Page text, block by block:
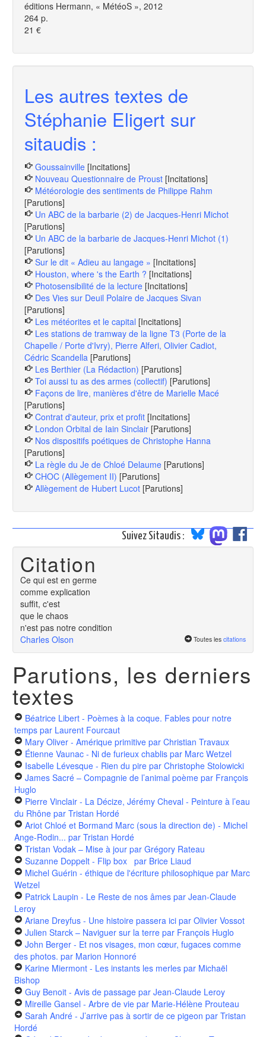
éditions Hermann, « MétéoS », 2012
264 p.
21 €
Les autres textes de
Stéphanie Eligert sur
sitaudis :
Goussainville [Incitations]
Nouveau Questionnaire de Proust [Incitations]
Météorologie des sentiments de Philippe Rahm
[Parutions]
Un ABC de la barbarie (2) de Jacques-Henri Michot
[Parutions]
Un ABC de la barbarie de Jacques-Henri Michot (1)
[Parutions]
Sur le dit « Adieu au langage » [Incitations]
Houston, where 's the Earth ? [Incitations]
Photosensibilité de la lecture [Incitations]
Des Vies sur Deuil Polaire de Jacques Sivan
[Parutions]
Les météorites et le capital [Incitations]
Les stations de tramway de la ligne T3 (Porte de la
Chapelle / Porte d'Ivry), Pierre Alferi, Olivier Cadiot,
Cédric Scandella [Parutions]
Les Berthier (La Rédaction) [Parutions]
Toi aussi tu as des armes (collectif) [Parutions]
Façons de lire, manières d'être de Marielle Macé
[Parutions]
Contrat d'auteur, prix et profit [Incitations]
London Orbital de Iain Sinclair [Parutions]
Nos dispositifs poétiques de Christophe Hanna
[Parutions]
La règle du Je de Chloé Delaume [Parutions]
CHOC (Allègement II) [Parutions]
Allègement de Hubert Lucot [Parutions]
Suivez Sitaudis :
Citation
Ce qui est en germe
comme explication
suffit, c'est
que le chaos
n'est pas notre condition
Charles Olson
Toutes les citations
Parutions, les derniers
textes
Béatrice Libert - Poèmes à la coque. Fables pour notre
temps par Laurent Fourcaut
Mary Oliver - Amérique primitive par Christian Travaux
Étienne Vaunac - Ni de furieux chablis par Marc Wetzel
Isabelle Lévesque - Rien du pire par Christophe Stolowicki
James Sacré – Compagnie de l’animal poème par François
Huglo
Pierre Vinclair - La Décize, Jérémy Cheval - Peinture à l’eau
du Rhône par Tristan Hordé
Ariot Chloé et Bormand Marc (sous la direction de) - Michel
Ange-Rodin... par Tristan Hordé
Tristan Vodak – Mise à jour par Grégory Rateau
Suzanne Doppelt - Flip box par Brice Liaud
Michel Guérin - éthique de l'écriture philosophique par Marc
Wetzel
Patrick Laupin - Le Reste de nos âmes par Jean-Claude
Leroy
Ariane Dreyfus - Une histoire passera ici par Olivier Vossot
Julien Starck – Naviguer sur la terre par François Huglo
John Berger - Et nos visages, mon cœur, fugaces comme
des photos. par Marion Honnoré
Karine Miermont - Les instants les merles par Michaël
Bishop
Guy Benoit - Avis de passage par Jean-Claude Leroy
Mireille Gansel - Arbre de vie par Marie-Hélène Prouteau
Sarah André - J’arrive pas à sortir de ce pigeon par Tristan
Hordé